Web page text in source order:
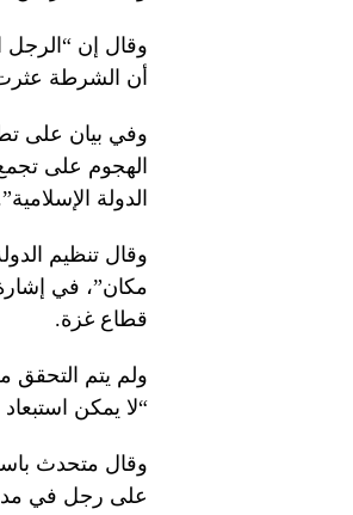
وقال إن “الرجل
أن الشرطة عثرت
وفي بيان على
الهجوم على
الدولة
وقال تنظيم
مكان”، في
قطاع غزة.
ولم يتم التحقق
“لا يمكن
وقال متحدث
على رجل في